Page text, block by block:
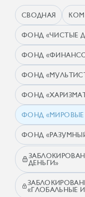
СВОДНАЯ
ФОНД «ЧИСТЫЕ
ФОНД
ФОНД
ФОНД
ФОНД «МИРОВЫЕ
ФОНД
ДЕНЬГИ»
«ГЛОБАЛЬНЫЕ